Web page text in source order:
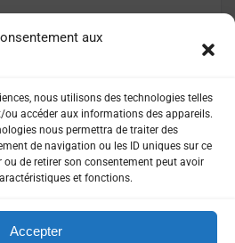
aux
nous utilisons des technologies telles
ou accéder aux informations des appareils.
nous permettra de traiter des
de navigation ou les ID uniques sur ce
ou de retirer son consentement peut avoir
et fonctions.
AccepterLÉGALES